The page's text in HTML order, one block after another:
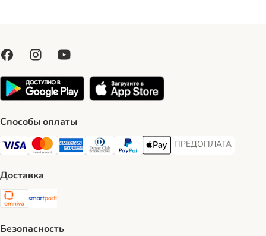
Способы оплаты
Visa Payment Method
Mastercard Payment Method
American Express Payment Method
Diners Club Payment Method
PayPal Payment Method
Apple Pay Payment Method
ПРЕДОПЛАТА
ПРЕДОПЛАТА
Доставка
Omniva Shipping Method
SmartPosti Shipping Method
Безопасность